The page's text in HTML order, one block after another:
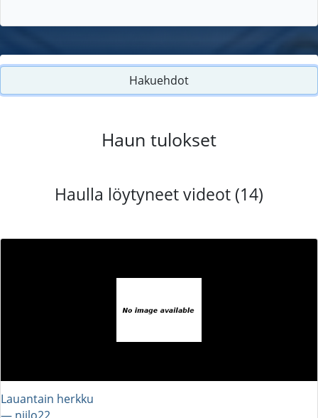
Hakuehdot
Haun tulokset
Haulla löytyneet videot (14)
Lauantain herkku